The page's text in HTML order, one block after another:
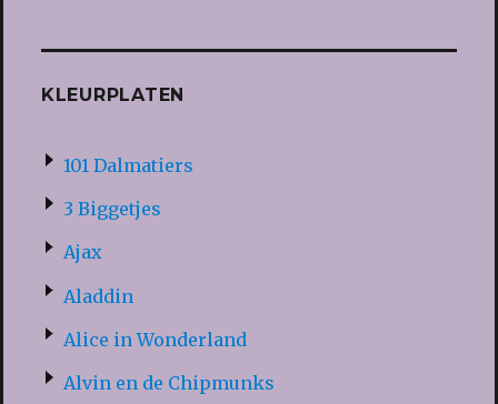
KLEURPLATEN
101 Dalmatiers
3 Biggetjes
Ajax
Aladdin
Alice in Wonderland
Alvin en de Chipmunks